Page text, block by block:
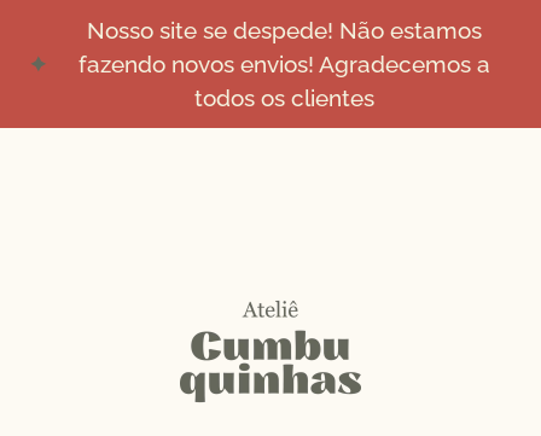
Nosso site se despede! Não estamos
fazendo novos envios! Agradecemos a
todos os clientes